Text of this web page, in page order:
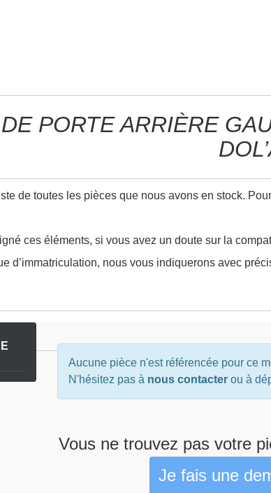
PORTE ARRIÈRE
de toutes les pièces que nous avons en stock.
ces éléments, si vous avez un doute sur la
d’immatriculation, nous vous indiquerons avec
Aucune pièce n'est référencée pour ce
N'hésitez pas à nous contacterou à
Vous ne trouvez pas votre